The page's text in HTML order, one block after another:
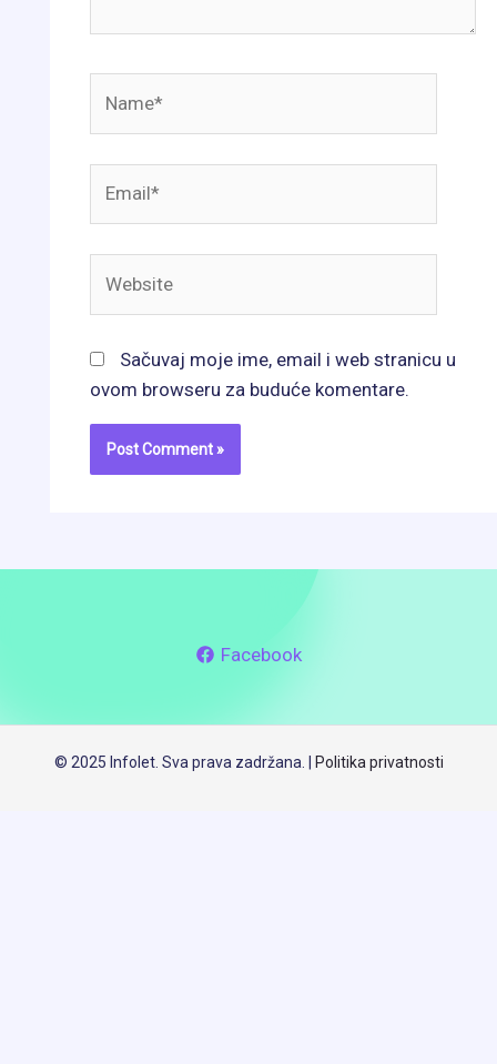
Sačuvaj moje ime, email i web stranicu u
ovom browseru za buduće komentare.
Facebook
© 2025 Infolet. Sva prava zadržana. | Politika privatnosti